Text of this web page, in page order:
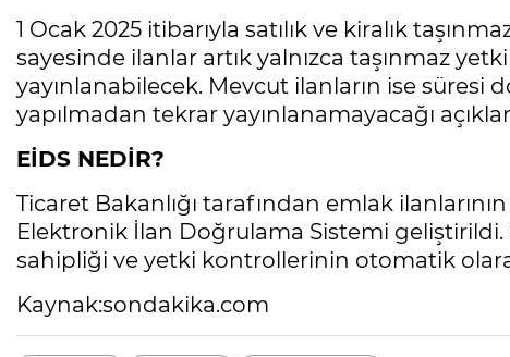
1 Ocak 2025 itibarıyla satılık ve kiralık
sayesinde ilanlar artık yalnızca taşınmaz
yayınlanabilecek. Mevcut ilanların ise
yapılmadan tekrar yayınlanamayacağı
EİDS NEDİR?
Ticaret Bakanlığı tarafından emlak
Elektronik İlan Doğrulama Sistemi
sahipliği ve yetki kontrollerinin otomatik
Kaynak:sondakika.com